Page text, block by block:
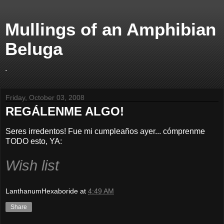
Mullings of an Amphibian
Beluga
.
Friday, October 03, 2008
REGÁLENME ALGO!
Seres irredentos! Fue mi cumpleaños ayer... cómprenme
TODO esto, YA:
Wish list
LanthanumHexaboride at 4:49 AM
Share